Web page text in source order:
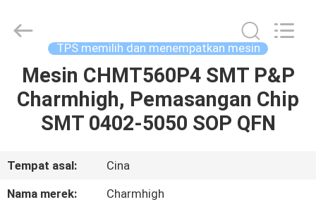
RUMAH
PRODUK
VIDEO
TECHNOLOGY
LIMITED.
Reserved.
TPS memilih dan menempatkan mesin
Mesin CHMT560P4 SMT P&P
Charmhigh, Pemasangan Chip
SMT 0402-5050 SOP QFN
Tempat asal:
Cina
Nama merek:
Charmhigh